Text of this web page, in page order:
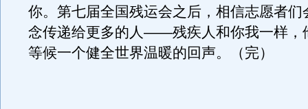
你。第七届全国残运会之后，相信志愿者们
念传递给更多的人——残疾人和你我一样，
等候一个健全世界温暖的回声。（完）